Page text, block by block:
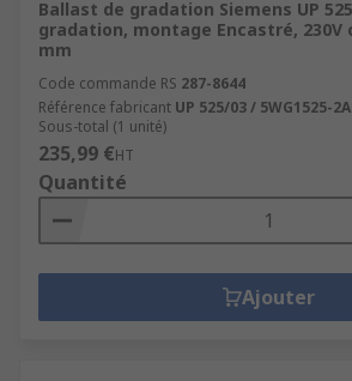
Ballast de gradation Siemens UP
gradation, montage Encastré, 230V
mm
Code commande RS 287-8644
Référence fabricant UP 525/03 / 5WG1525-
Sous-total (1 unité)
235,99 €HT
Quantité
Ajouter